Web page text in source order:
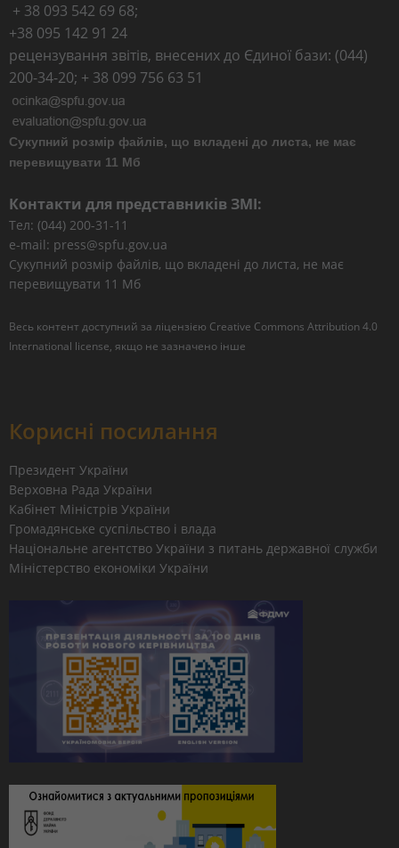
+ 38 093 542 69 68;
+38 095 142 91 24
рецензування звітів, внесених до Єдиної бази: (044)
200-34-20; + 38 099 756 63 51
Сукупний розмір файлів, що вкладені до листа, не має
перевищувати 11 Мб
Контакти для представників ЗМІ:
Тел: (044) 200-31-11
e-mail: press@spfu.gov.ua
Сукупний розмір файлів, що вкладені до листа, не має
перевищувати 11 Мб
Весь контент доступний за ліцензією Creative Commons Attribution 4.0
International license, якщо не зазначено інше
Корисні посилання
Президент України
Верховна Рада України
Кабінет Міністрів України
Громадянське суспільство і влада
Національне агентство України з питань державної служби
Міністерство економіки України